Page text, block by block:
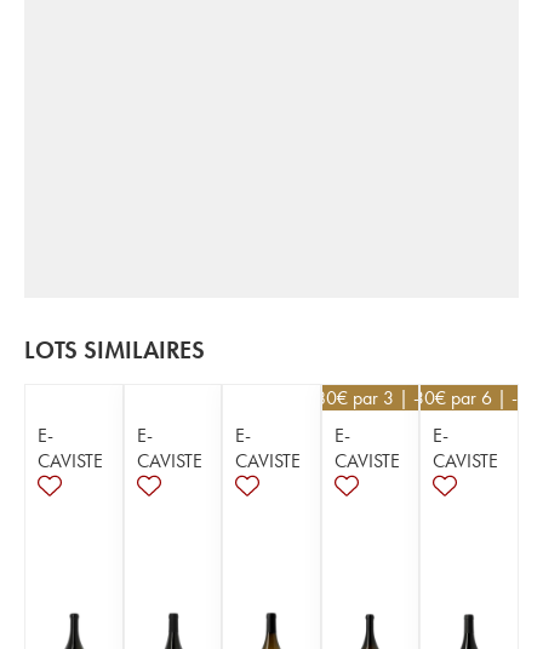
LOTS SIMILAIRES
E-
CAVISTE
E-
CAVISTE
E-
CAVISTE
55,80€ par 3 | -10%
E-
CAVISTE
24,30€ par 6 | -
E-
CAVISTE